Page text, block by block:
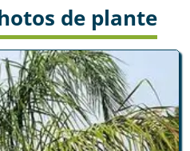
de plante